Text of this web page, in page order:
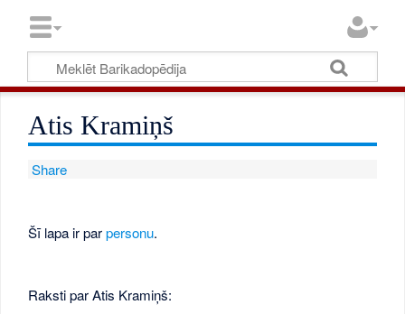
Atis Kramiņš
Share
Šī lapa ir parpersonu.
Raksti par Atis Kramiņš: